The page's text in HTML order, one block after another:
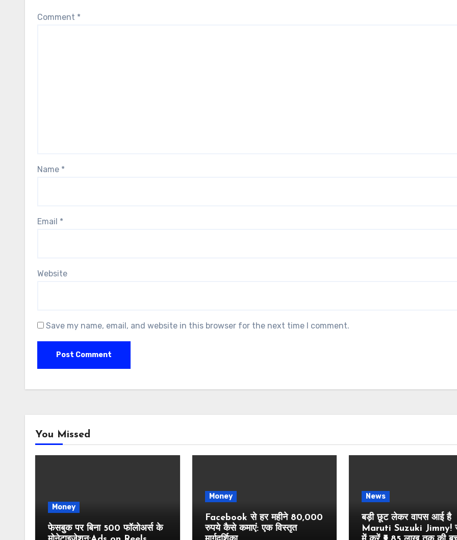
Comment *
Name *
Email *
Website
Save my name, email, and website in this browser for the next time I comment.
You Missed
Money
फेसबुक पर बिना 500 फॉलोअर्स के
Money
Facebook से हर महीने 80,000
रुपये कैसे कमाएं: एक विस्तृत
News
बड़ी छूट लेकर वापस आई है
Maruti Suzuki Jimny!